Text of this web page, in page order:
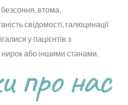
втома,
свідомості, галюцинації
у пацієнтів з
або іншими станами.
про нас